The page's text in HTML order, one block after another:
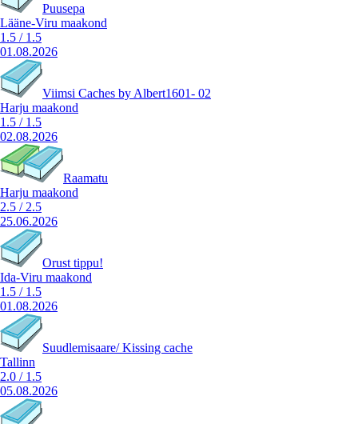
Puusepa
Lääne-Viru maakond
1.5 / 1.5
01.08.2026
Viimsi Caches by Albert1601- 02
Harju maakond
1.5 / 1.5
02.08.2026
Raamatu
Harju maakond
2.5 / 2.5
25.06.2026
Orust tippu!
Ida-Viru maakond
1.5 / 1.5
01.08.2026
Suudlemisaare/ Kissing cache
Tallinn
2.0 / 1.5
05.08.2026